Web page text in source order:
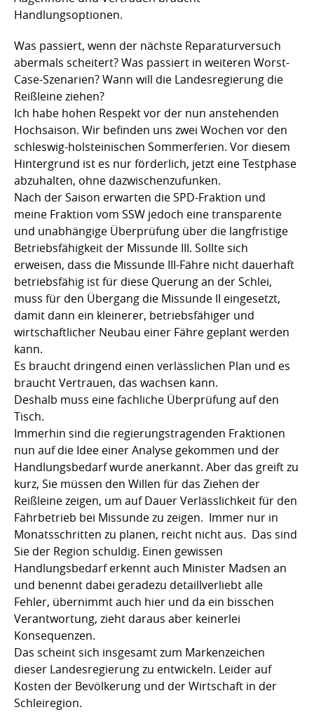
Handlungsoptionen.
Was passiert, wenn der nächste Reparaturversuch
abermals scheitert? Was passiert in weiteren Worst-
Case-Szenarien? Wann will die Landesregierung die
Reißleine ziehen?
Ich habe hohen Respekt vor der nun anstehenden
Hochsaison. Wir befinden uns zwei Wochen vor den
schleswig-holsteinischen Sommerferien. Vor diesem
Hintergrund ist es nur förderlich, jetzt eine Testphase
abzuhalten, ohne dazwischenzufunken.
Nach der Saison erwarten die SPD-Fraktion und
meine Fraktion vom SSW jedoch eine transparente
und unabhängige Überprüfung über die langfristige
Betriebsfähigkeit der Missunde III. Sollte sich
erweisen, dass die Missunde III-Fähre nicht dauerhaft
betriebsfähig ist für diese Querung an der Schlei,
muss für den Übergang die Missunde II eingesetzt,
damit dann ein kleinerer, betriebsfähiger und
wirtschaftlicher Neubau einer Fähre geplant werden
kann.
Es braucht dringend einen verlässlichen Plan und es
braucht Vertrauen, das wachsen kann.
Deshalb muss eine fachliche Überprüfung auf den
Tisch.
Immerhin sind die regierungstragenden Fraktionen
nun auf die Idee einer Analyse gekommen und der
Handlungsbedarf wurde anerkannt. Aber das greift zu
kurz, Sie müssen den Willen für das Ziehen der
Reißleine zeigen, um auf Dauer Verlässlichkeit für den
Fährbetrieb bei Missunde zu zeigen. Immer nur in
Monatsschritten zu planen, reicht nicht aus. Das sind
Sie der Region schuldig. Einen gewissen
Handlungsbedarf erkennt auch Minister Madsen an
und benennt dabei geradezu detaillverliebt alle
Fehler, übernimmt auch hier und da ein bisschen
Verantwortung, zieht daraus aber keinerlei
Konsequenzen.
Das scheint sich insgesamt zum Markenzeichen
dieser Landesregierung zu entwickeln. Leider auf
Kosten der Bevölkerung und der Wirtschaft in der
Schleiregion.